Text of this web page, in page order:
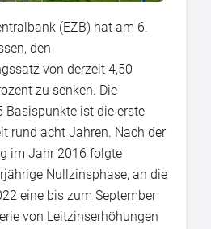
(EZB) hat am 6.
den
von derzeit 4,50
zu senken. Die
Basispunkte ist die erste
rund acht Jahren. Nach der
im Jahr 2016 folgte
Nullzinsphase, an die
eine bis zum September
von Leitzinserhöhungen